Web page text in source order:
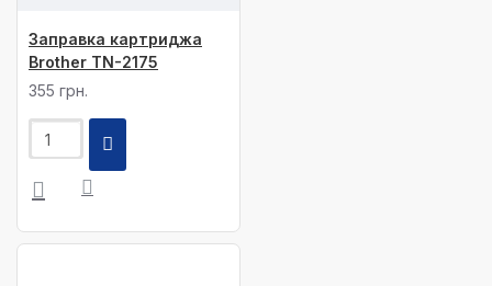
Заправка картриджа
Brother TN-2175
355 грн.